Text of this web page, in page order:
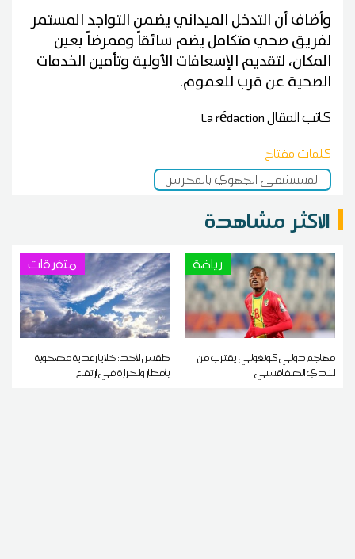
وأضاف أن التدخل الميداني يضمن التواجد المستمر
لفريق صحي متكامل يضم سائقاً وممرضاً بعين
المكان، لتقديم الإسعافات الأولية وتأمين الخدمات
الصحية عن قرب للعموم.
كاتب المقالLa rédaction
كلمات مفتاح
المستشفى الجهوي بالمحرس
الاكثر مشاهدة
رياضة
مهاجم دولي كونغولي يقترب من
النادي الصفاقسي
متفرقات
طقس الأحد: خلايا رعدية مصحوبة
بأمطار والحرارة في ارتفاع